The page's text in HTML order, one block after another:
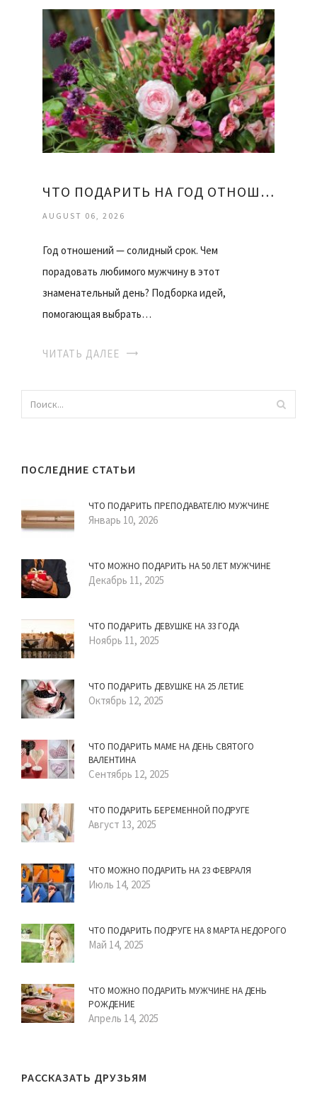
ЧТО ПОДАРИТЬ НА ГОД ОТНОШЕНИЙ ДЕВУШКЕ
AUGUST 06, 2026
Год отношений — солидный срок. Чем
порадовать любимого мужчину в этот
знаменательный день? Подборка идей,
помогающая выбрать…
ЧИТАТЬ ДАЛЕЕ
ПОСЛЕДНИЕ СТАТЬИ
ЧТО ПОДАРИТЬ ПРЕПОДАВАТЕЛЮ МУЖЧИНЕ
Январь 10, 2026
ЧТО МОЖНО ПОДАРИТЬ НА 50 ЛЕТ МУЖЧИНЕ
Декабрь 11, 2025
ЧТО ПОДАРИТЬ ДЕВУШКЕ НА 33 ГОДА
Ноябрь 11, 2025
ЧТО ПОДАРИТЬ ДЕВУШКЕ НА 25 ЛЕТИЕ
Октябрь 12, 2025
ЧТО ПОДАРИТЬ МАМЕ НА ДЕНЬ СВЯТОГО
ВАЛЕНТИНА
Сентябрь 12, 2025
ЧТО ПОДАРИТЬ БЕРЕМЕННОЙ ПОДРУГЕ
Август 13, 2025
ЧТО МОЖНО ПОДАРИТЬ НА 23 ФЕВРАЛЯ
Июль 14, 2025
ЧТО ПОДАРИТЬ ПОДРУГЕ НА 8 МАРТА НЕДОРОГО
Май 14, 2025
ЧТО МОЖНО ПОДАРИТЬ МУЖЧИНЕ НА ДЕНЬ
РОЖДЕНИЕ
Апрель 14, 2025
РАССКАЗАТЬ ДРУЗЬЯМ